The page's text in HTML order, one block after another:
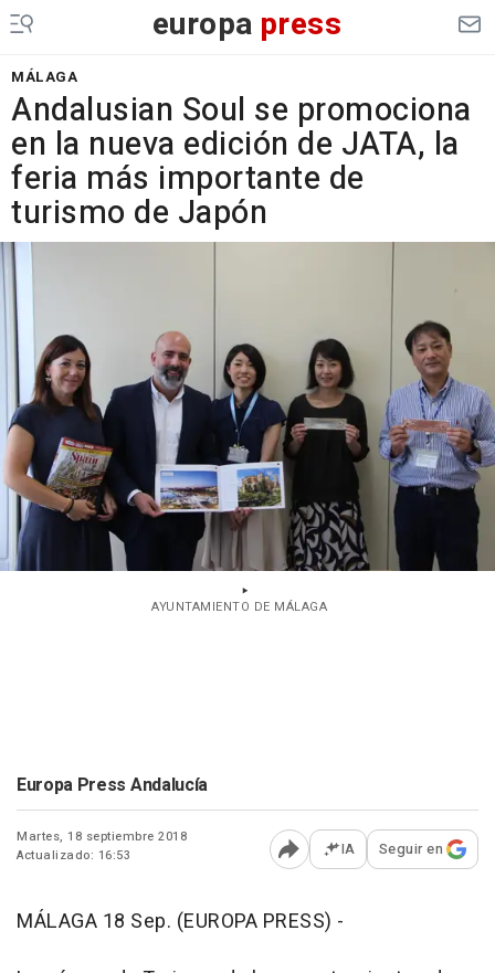
europa press
MÁLAGA
Andalusian Soul se promociona
en la nueva edición de JATA, la
feria más importante de
turismo de Japón
AYUNTAMIENTO DE MÁLAGA
Europa Press Andalucía
Martes, 18 septiembre 2018
Actualizado: 16:53
Abrir opciones para
IA Seguir en
MÁLAGA 18 Sep. (EUROPA PRESS) -